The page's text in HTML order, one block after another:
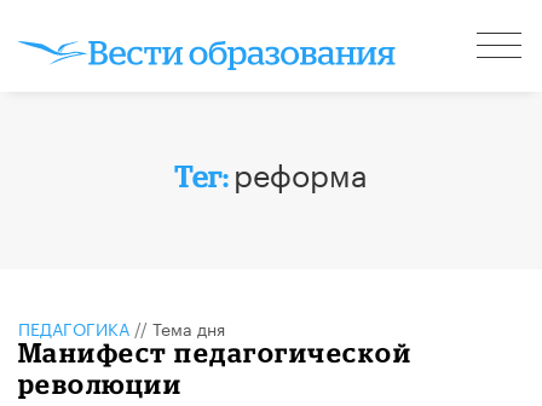
Тег: реформа
ПЕДАГОГИКА // Тема дня
Манифест педагогической
революции